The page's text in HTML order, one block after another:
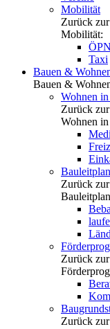
Mobilität
Zurück
Mobilität:
Taxi
Bauen &
Bauen &
Wohnen
Zurück
Wohnen
Zurück
Zurück
Zurück